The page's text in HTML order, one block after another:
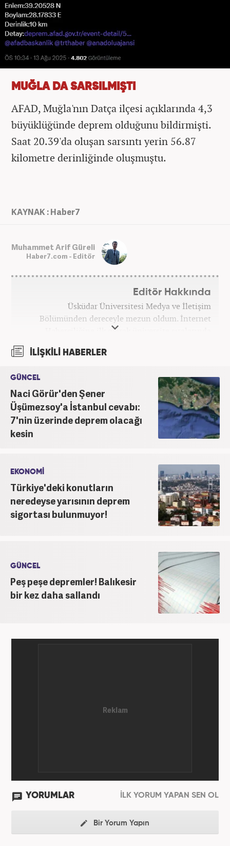
MUĞLA DA SARSILMIŞTI
AFAD, Muğla'nın Datça ilçesi açıklarında 4,3
büyüklüğünde deprem olduğunu bildirmişti.
Saat 20.39'da oluşan sarsıntı yerin 56.87
kilometre derinliğinde oluşmuştu.
KAYNAK : Haber7
Muhammet Arif Güreli
Haber7.com - Editör
Editör Hakkında
Üsküdar Üniversitesi Medya ve İletişim
Bölümünden dereceyle mezun oldum. İnternet
Haberciliğine ilk olarak üniversite sıralarında
Kurduğum sitede 1 yıl kadar sağlık, spor ve kültür
yazıları yazdım. 2022 yılından bu yana Haber7
bünyesinde başlıca gündem, siyaset, dünya,
ekonomi kategorileri olmak üzere çok sayıda haber,
grafik ve video hazırladım. Kariyerime Haber7'de
gündem editörü olarak devam etmekteyim.
İLİŞKİLİ HABERLER
GÜNCEL
Naci Görür'den Şener
Üşümezsoy'a İstanbul cevabı:
7'nin üzerinde deprem olacağı
kesin
EKONOMİ
Türkiye'deki konutların
neredeyse yarısının deprem
sigortası bulunmuyor!
GÜNCEL
Peş peşe depremler! Balıkesir
bir kez daha sallandı
YORUMLAR İLK YORUM YAPAN SEN OL
Bir Yorum Yapın